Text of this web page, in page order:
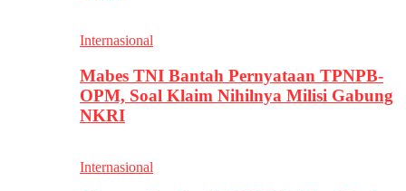
Internasional
Mabes TNI Bantah Pernyataan TPNPB-
OPM, Soal Klaim Nihilnya Milisi Gabung
NKRI
Internasional